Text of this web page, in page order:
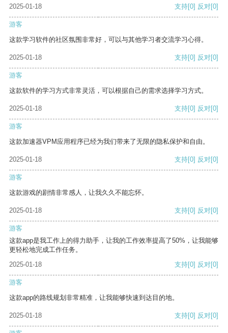
2025-01-18 支持[0] 反对[0]
游客
这款学习软件的社区氛围非常好，可以与其他学习者交流学习心得。
2025-01-18 支持[0] 反对[0]
游客
这款软件的学习方式非常灵活，可以根据自己的需求选择学习方式。
2025-01-18 支持[0] 反对[0]
游客
这款加速器VPM应用程序已经为我们带来了无限的隐私保护和自由。
2025-01-18 支持[0] 反对[0]
游客
这款游戏的剧情非常感人，让我久久不能忘怀。
2025-01-18 支持[0] 反对[0]
游客
这款app是我工作上的得力助手，让我的工作效率提高了50%，让我能够
更轻松地完成工作任务。
2025-01-18
支持[0] 反对[0]
游客
这款app的路线规划非常精准，让我能够快速到达目的地。
2025-01-18 支持[0] 反对[0]